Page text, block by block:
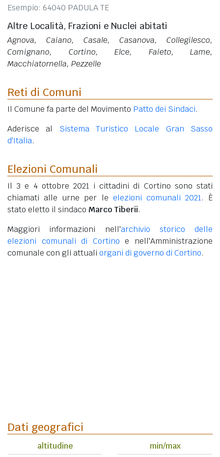
Esempio: 64040 PADULA TE
Altre Località, Frazioni e Nuclei abitati
Agnova, Caiano, Casale, Casanova, Collegilesco,
Comignano, Cortino, Elce, Faieto, Lame,
Macchiatornella, Pezzelle
Reti di Comuni
Il Comune fa parte del Movimento Patto dei Sindaci.
Aderisce al Sistema Turistico Locale Gran Sasso
d'Italia.
Elezioni Comunali
Il 3 e 4 ottobre 2021 i cittadini di Cortino sono stati
chiamati alle urne per le elezioni comunali 2021. È
stato eletto il sindaco Marco Tiberii.
Maggiori informazioni nell'archivio storico delle
elezioni comunali di Cortino e nell'Amministrazione
comunale con gli attuali organi di governo di Cortino.
Dati geografici
altitudine min/max